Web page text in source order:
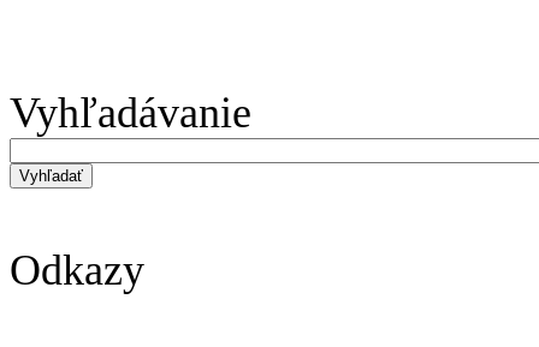
Vyhľadávanie
Odkazy